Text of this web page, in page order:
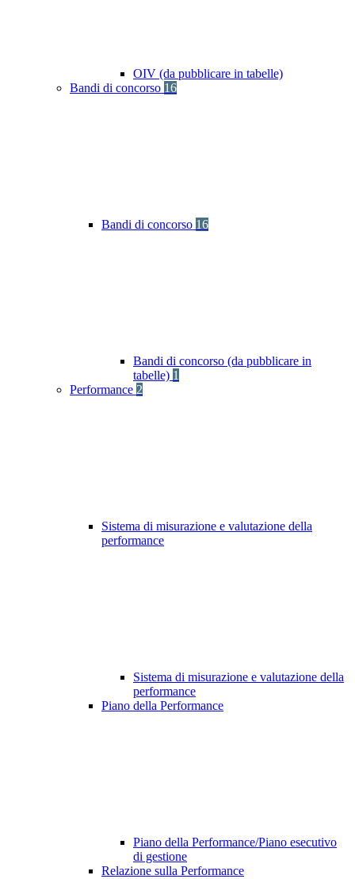
OIV (da pubblicare in tabelle)
Bandi di concorso 16
Bandi di concorso 16
Bandi di concorso (da pubblicare in
tabelle) 1
Performance 2
Sistema di misurazione e valutazione della
performance
Sistema di misurazione e valutazione della
performance
Piano della Performance
Piano della Performance/Piano esecutivo
di gestione
Relazione sulla Performance